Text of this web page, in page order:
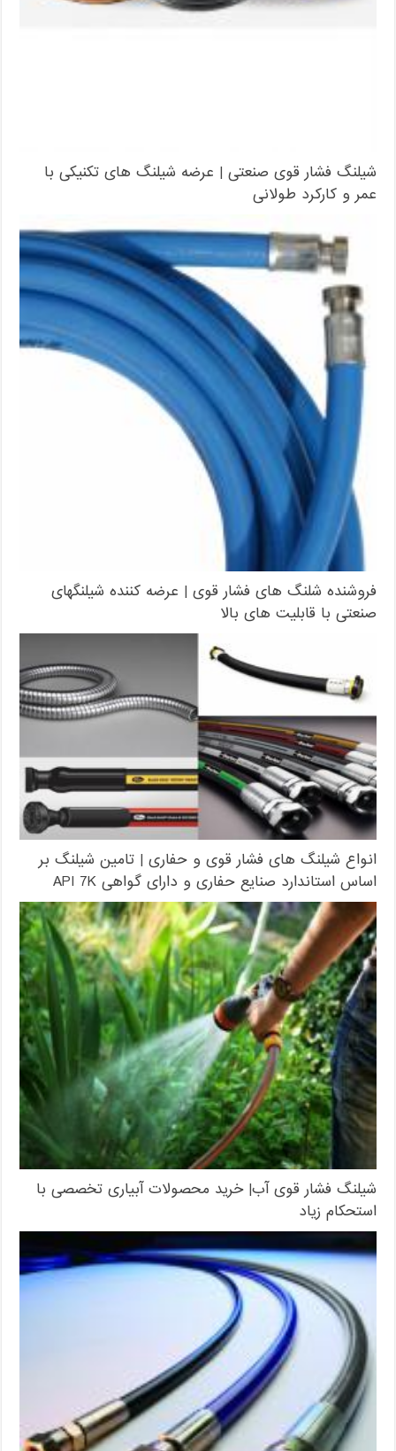
شیلنگ فشار قوی صنعتی | عرضه شیلنگ های تکنیکی با
عمر و کارکرد طولانی
فروشنده شلنگ های فشار قوی | عرضه کننده شیلنگهای
صنعتی با قابلیت های بالا
انواع شیلنگ های فشار قوی و حفاری | تامین شیلنگ بر
اساس استاندارد صنایع حفاری و دارای گواهی API 7K
شیلنگ فشار قوی آب| خرید محصولات آبیاری تخصصی با
استحکام زیاد